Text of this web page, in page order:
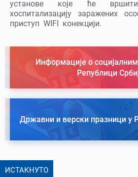
установе које ће
хоспитализацију заражених
приступ WIFI конекцији.
Информације о
Републици
Државни и верски празници у
ИСТАКНУТО